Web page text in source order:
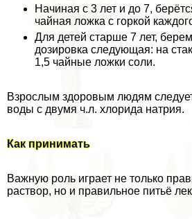
Начиная с 3 лет и до 7,
чайная ложка с горкой
Для детей старше 7 лет,
дозировка следующая: на
1,5 чайные ложки соли.
Взрослым здоровым людям
воды с двумя ч.л. хлорида натрия.
Как принимать
Важную роль играет не только
раствор, но и правильное питьё